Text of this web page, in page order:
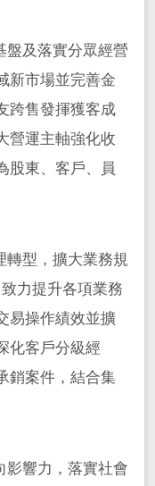
盤及落實分眾經營
新市場並完善金
跨售發揮獲客成
營運主軸強化收
股東、客戶、員
轉型，擴大業務規
力提升各項業務
易操作績效並擴
化客戶分級經
銷案件，結合集
影響力，落實社會